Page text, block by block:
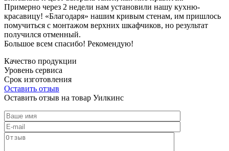
Примерно через 2 недели нам установили нашу кухню-
красавицу! «Благодаря» нашим кривым стенам, им пришлось
помучиться с монтажом верхних шкафчиков, но результат
получился отменный.
Большое всем спасибо! Рекомендую!
Качество продукции
Уровень сервиса
Срок изготовления
Оставить отзыв
Оставить отзыв на товар Уилкинс